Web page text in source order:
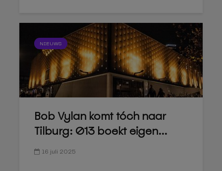
NIEUWS
Bob Vylan komt tóch naar
Tilburg: 013 boekt eigen...
16 juli 2025